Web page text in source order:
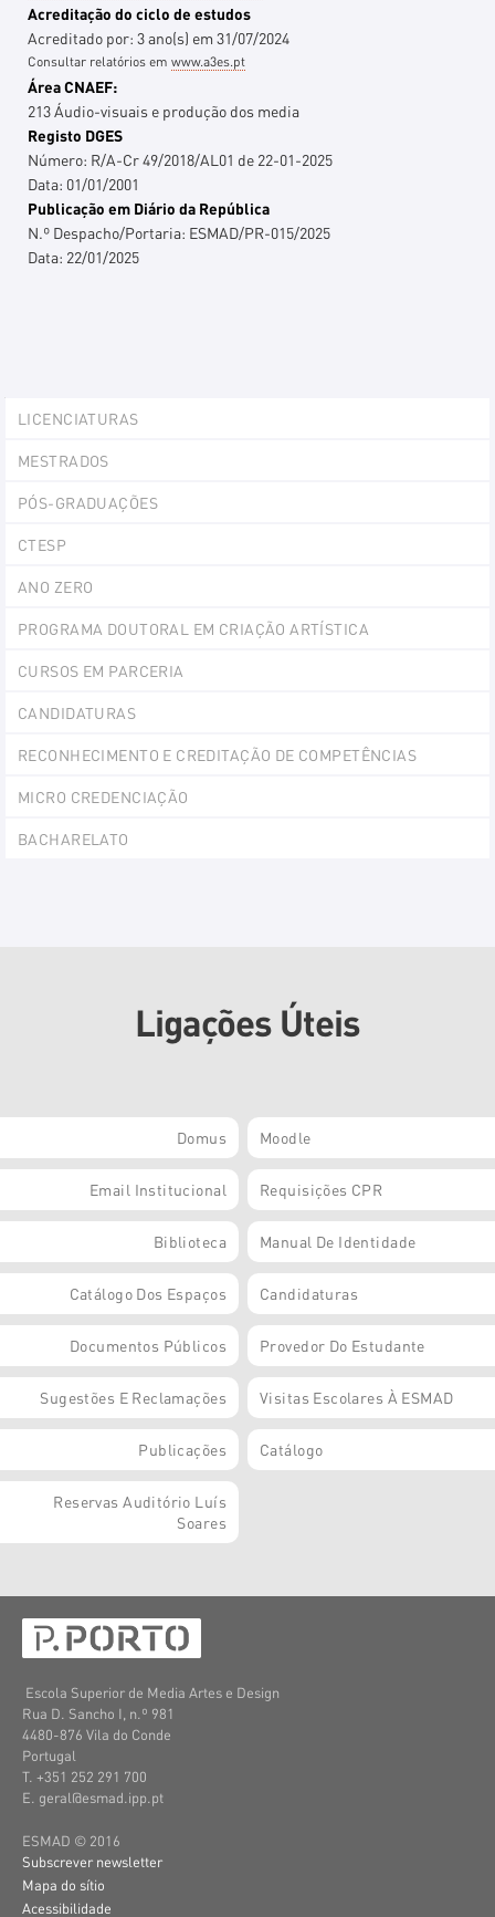
Acreditação do ciclo de estudos
Acreditado por: 3ano(s) em 31/07/2024
Consultar relatórios emwww.a3es.pt
Área CNAEF:
213 Áudio-visuais e produção dos media
Registo DGES
Número: R/A-Cr 49/2018/AL01 de 22-01-2025
Data: 01/01/2001
Publicação em Diário da República
N.º Despacho/Portaria: ESMAD/PR-015/2025
Data: 22/01/2025
Portlet
LICENCIATURAS
MESTRADOS
PÓS-GRADUAÇÕES
CTESP
ANO ZERO
PROGRAMA DOUTORAL EM CRIAÇÃO ARTÍSTICA
CURSOS EM PARCERIA
CANDIDATURAS
RECONHECIMENTO E CREDITAÇÃO DE COMPETÊNCIAS
MICRO CREDENCIAÇÃO
BACHARELATO
Ligações Úteis
Domus Moodle
Email Institucional Requisições CPR
Biblioteca Manual De Identidade
Catálogo Dos Espaços Candidaturas
Documentos Públicos Provedor Do Estudante
Sugestões E Reclamações Visitas Escolares À ESMAD
Publicações Catálogo
Reservas Auditório Luís
Soares
Escola Superior de Media Artes e Design
Rua D. Sancho I, n.º 981
4480-876 Vila do Conde
Portugal
T. +351 252 291 700
E. geral@esmad.ipp.pt
ESMAD © 2016
Subscrever newsletter
Mapa do sítio
Acessibilidade